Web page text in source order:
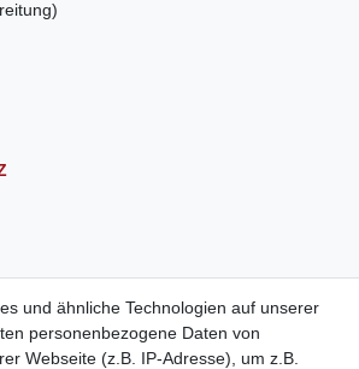
und ähnliche Technologien auf unserer
personenbezogene Daten von
Webseite (z.B. IP-Adresse), um z.B.